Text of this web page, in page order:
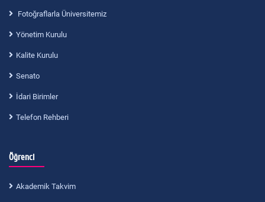
Fotoğraflarla Üniversitemiz
Yönetim Kurulu
Kalite Kurulu
Senato
İdari Birimler
Telefon Rehberi
Öğrenci
Akademik Takvim